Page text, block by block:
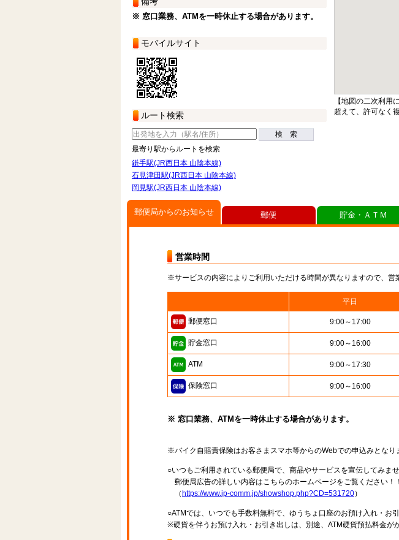
※ 窓口業務、ATMを一時休止する場合があります。
モバイルサイト
ルート検索
検 索
最寄り駅からルートを検索
鎌手駅(JR西日本 山陰本線)
石見津田駅(JR西日本 山陰本線)
岡見駅(JR西日本 山陰本線)
【地図の二次利用
超えて、許可なく
郵便局からのお知らせ
営業時間
※サービスの内容によりご利用いただける時間が異なりますので、営
平日
郵便窓口 9:00～17:00
貯金窓口 9:00～16:00
ATM 9:00～17:30
保険窓口 9:00～16:00
※ 窓口業務、ATMを一時休止する場合があります。
※バイク自賠責保険はお客さまスマホ等からのWebでの申込みとなり
○いつもご利用されている郵便局で、商品やサービスを宣伝してみま
郵便局広告の詳しい内容はこちらのホームページをご覧ください！！
（ https://www.jp-comm.jp/showshop.php?CD=531720）
○ATMでは、いつでも手数料無料で、ゆうちょ口座のお預け入れ・お
※硬貨を伴うお預け入れ・お引き出しは、別途、ATM硬貨預払料金が
郵便 貯金・ＡＴＭ